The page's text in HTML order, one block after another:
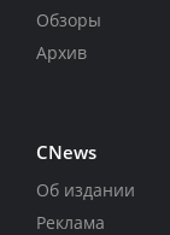
Обзоры
Архив
CNews
Об издании
Реклама